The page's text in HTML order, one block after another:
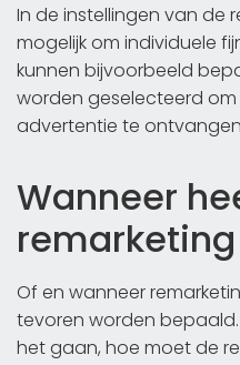
In de instellingen van de
mogelijk om individuele
kunnen bijvoorbeeld
worden geselecteerd
advertentie te
Wanneer
remarketing
Of en wanneer
tevoren worden bepaald.
het gaan, hoe moet de